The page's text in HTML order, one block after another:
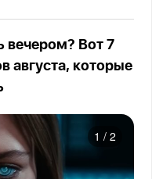
вечером? Вот 7
августа, которые
1 / 2